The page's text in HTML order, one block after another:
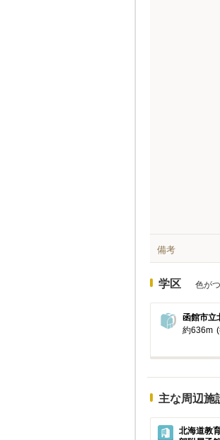
備考
学区 色が
函館市立
約636m
主な周辺施
北海道教